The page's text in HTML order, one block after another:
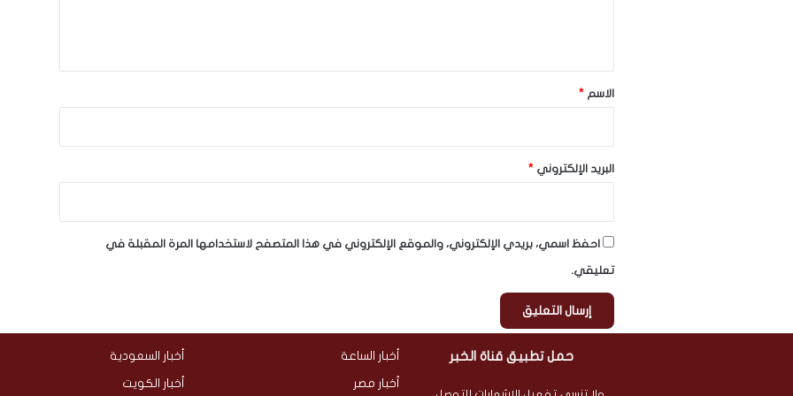
*
الاسم *
البريد الإلكتروني *
احفظ اسمي، بريدي الإلكتروني، والموقع الإلكتروني في هذا المتصفح لاستخدامها المرة المقبلة في
تعليقي.
حمل تطبيق قناة الخبر أخبار الساعة
أخبار مصر
أخبار السعودية
أخبار الكويت